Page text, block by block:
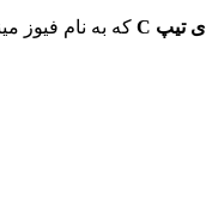
تیپ C که به نام فیوز